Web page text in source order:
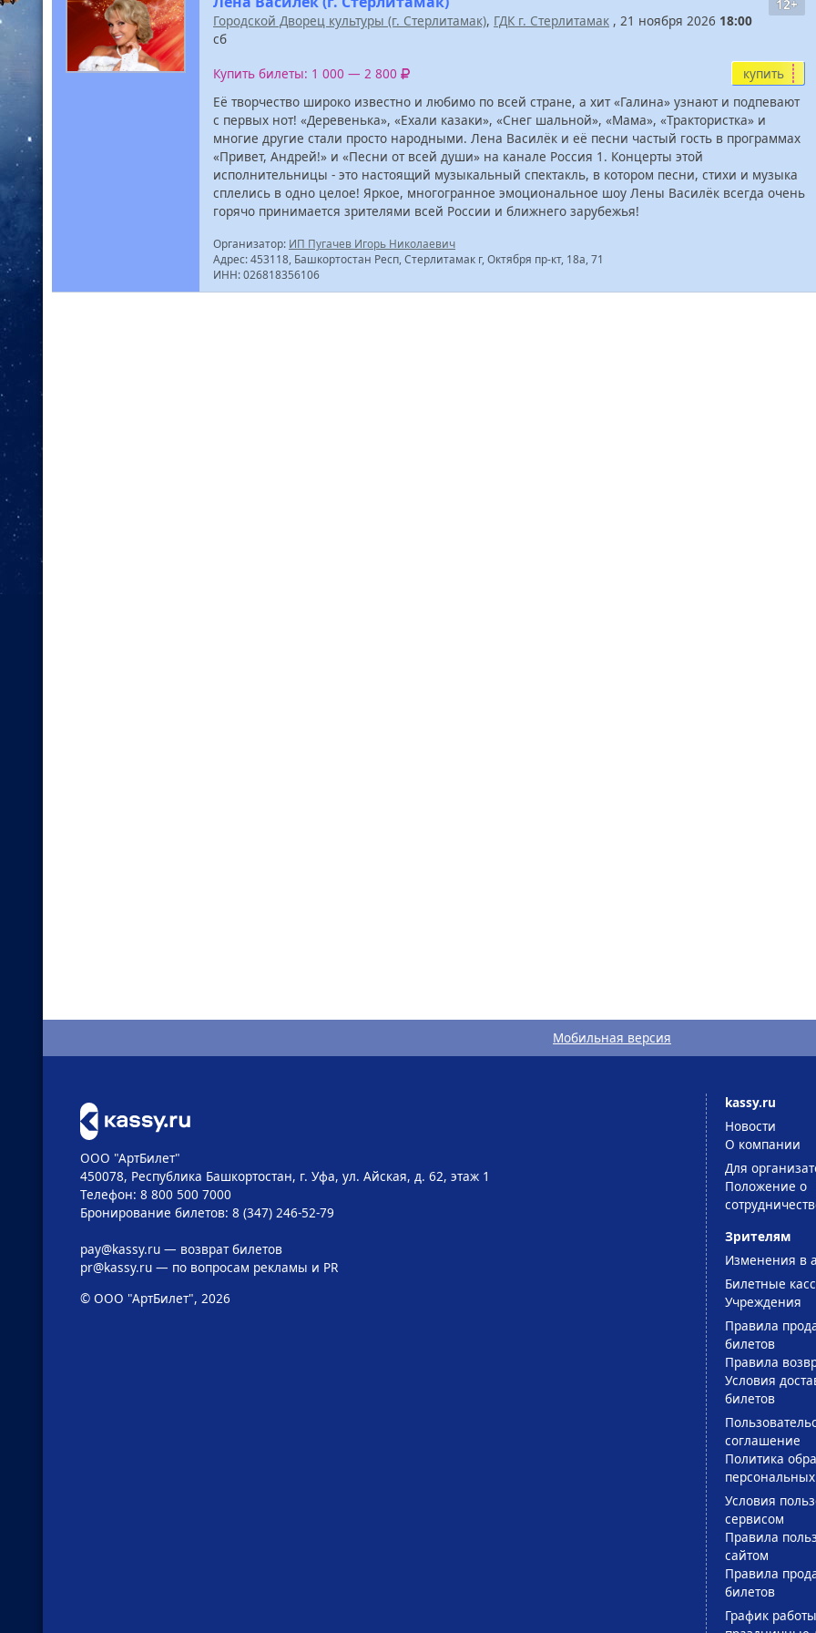
12+
Городской Дворец культуры (г. Стерлитамак), ГДК г. Стерлитамак , 21 ноября 2026 18:00
сб
Купить билеты: 1 000 — 2 800
купить
Её творчество широко известно и любимо по всей стране, а хит «Галина» узнают и подпевают
с первых нот! «Деревенька», «Ехали казаки», «Снег шальной», «Мама», «Трактористка» и
многие другие стали просто народными. Лена Василёк и её песни частый гость в программах
«Привет, Андрей!» и «Песни от всей души» на канале Россия 1. Концерты этой
исполнительницы - это настоящий музыкальный спектакль, в котором песни, стихи и музыка
сплелись в одно целое! Яркое, многогранное эмоциональное шоу Лены Василёк всегда очень
горячо принимается зрителями всей России и ближнего зарубежья!
Организатор: ИП Пугачев Игорь Николаевич
Адрес: 453118, Башкортостан Респ, Стерлитамак г, Октября пр-кт, 18а, 71
ИНН: 026818356106
Мобильная версия
ООО "АртБилет"
450078, Республика Башкортостан, г. Уфа, ул. Айская, д. 62, этаж 1
Телефон: 8 800 500 7000
Бронирование билетов: 8 (347) 246-52-79
pay@kassy.ru— возврат билетов
pr@kassy.ru— по вопросам рекламы и PR
© ООО "АртБилет", 2026
kassy.ru
Новости
О компании
Для
Положение о
Зрителям
Изменения в
Билетные
Учреждения
Правила
билетов
Правила
Условия
билетов
соглашение
Политика
Условия
сервисом
Правила
сайтом
Правила
билетов
График